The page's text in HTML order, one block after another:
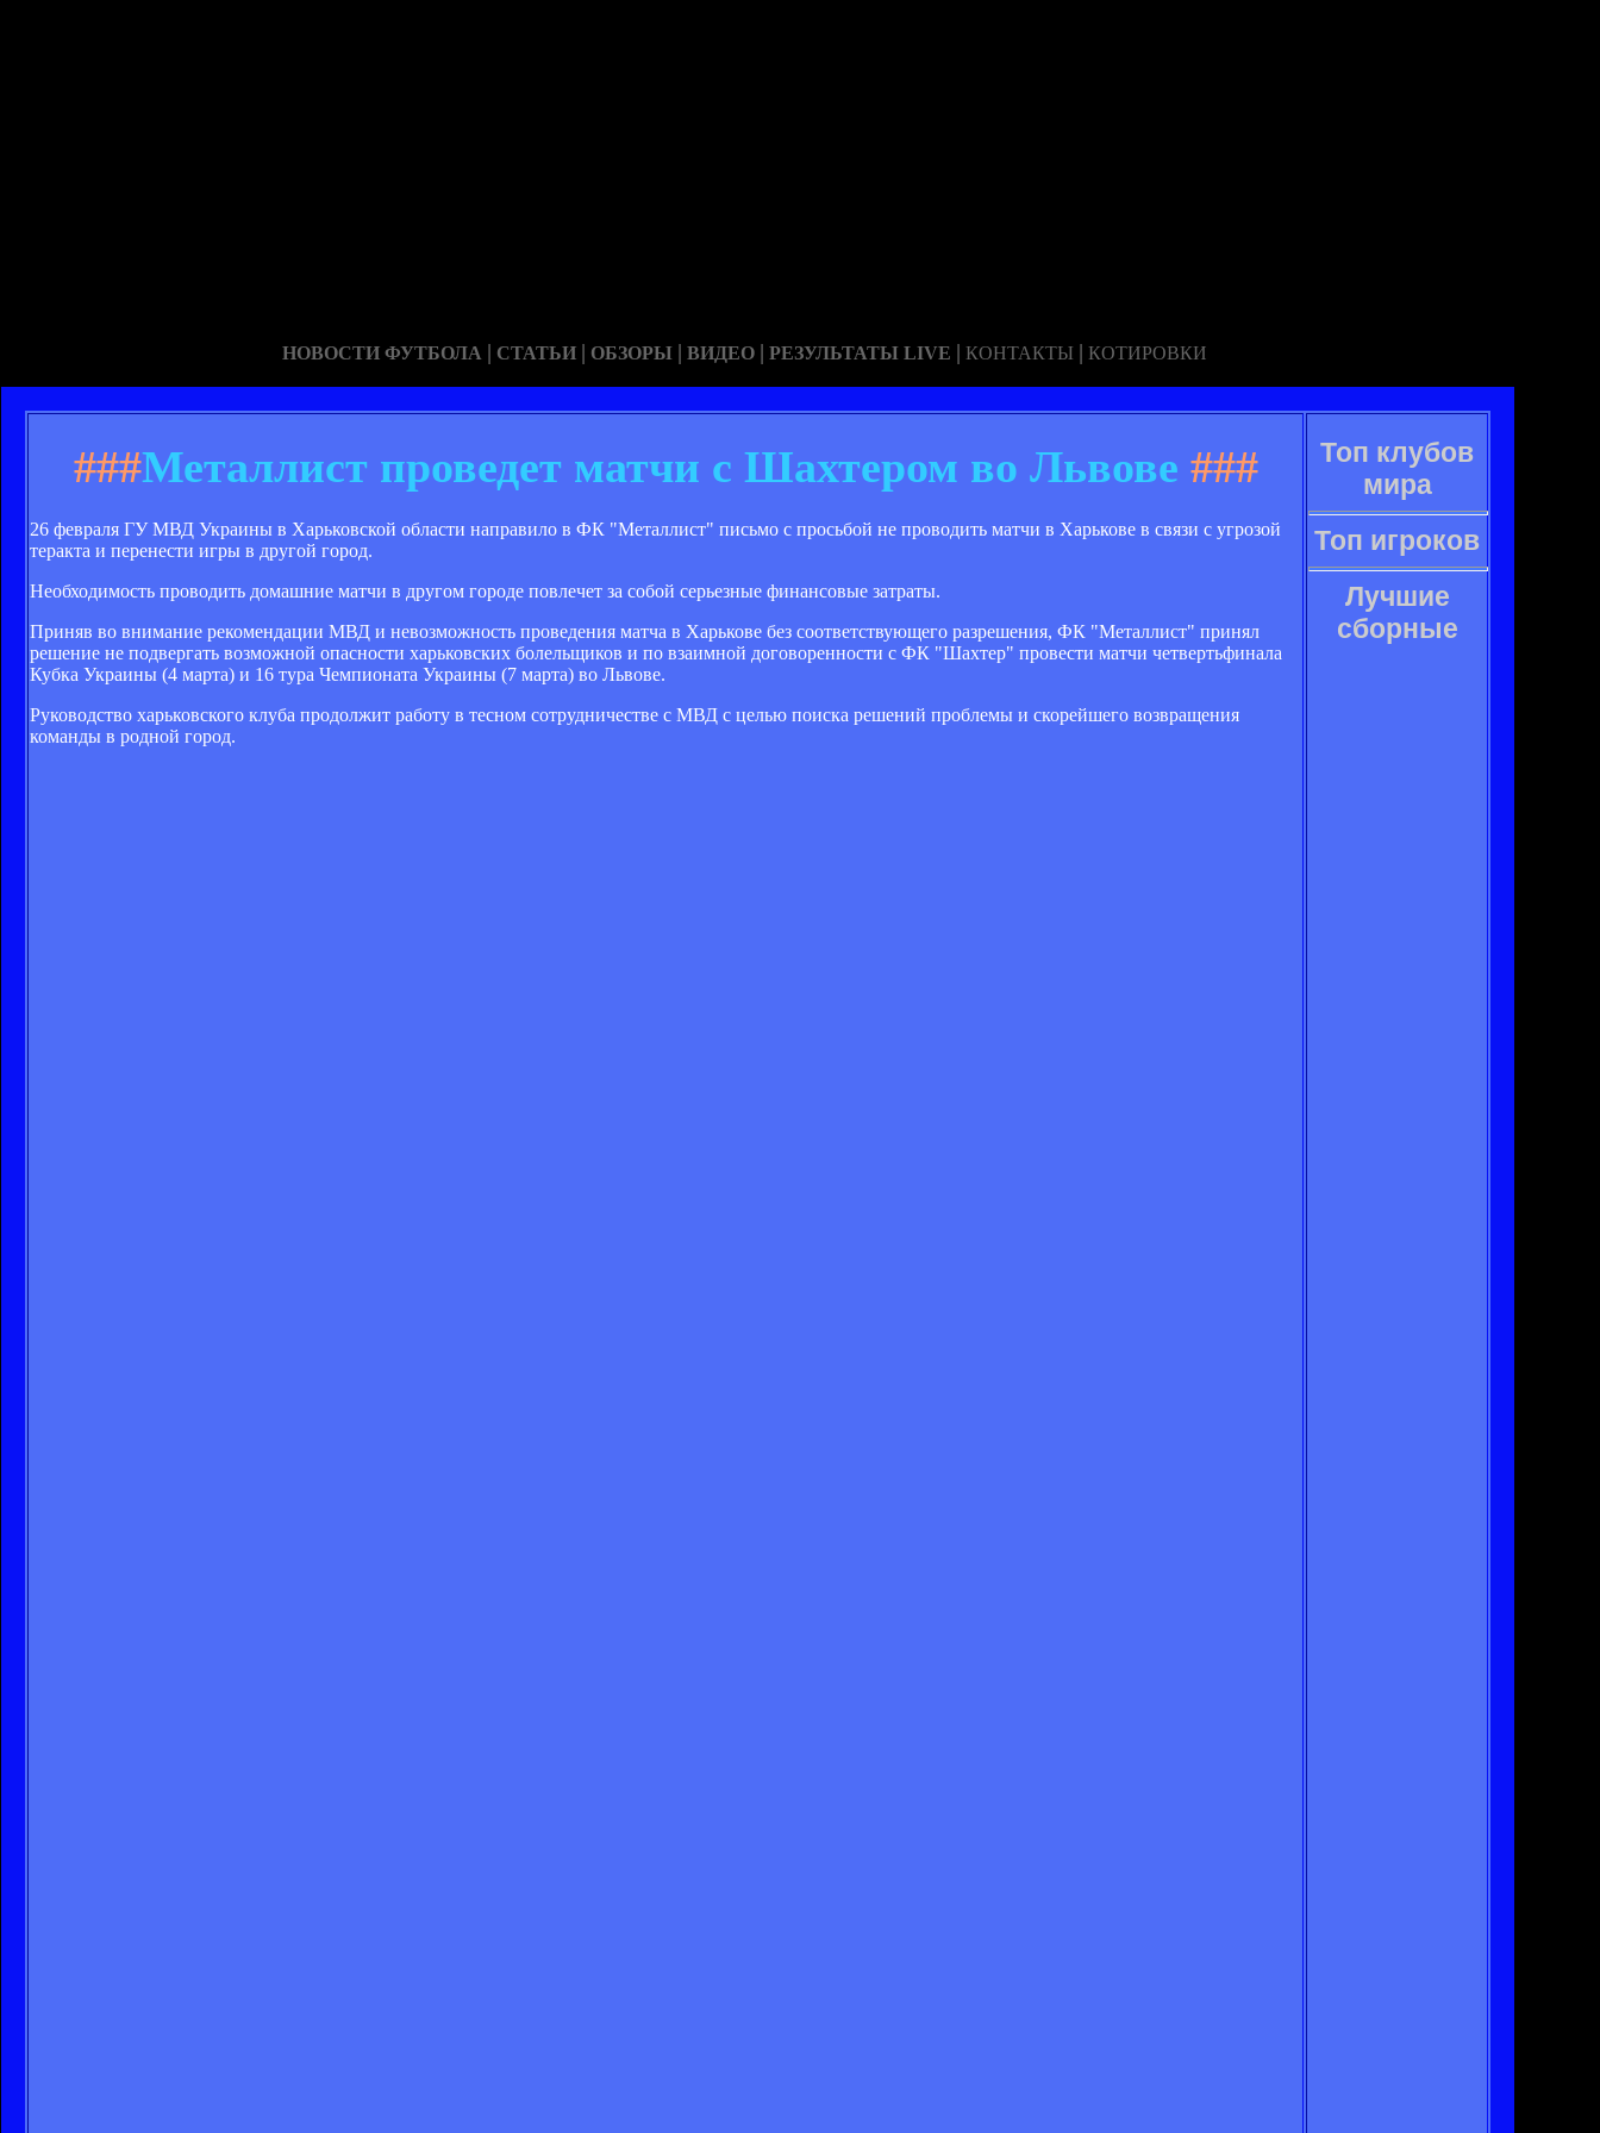
НОВОСТИ ФУТБОЛА | СТАТЬИ | ОБЗОРЫ | ВИДЕО | РЕЗУЛЬТАТЫ LIVE | КОНТАКТЫ | КОТИРОВКИ
###Металлист проведет матчи с Шахтером во Львове ###
26 февраля ГУ МВД Украины в Харьковской области направило в ФК "Металлист" письмо с просьбой не проводить матчи в Харькове в связи с угрозой
теракта и перенести игры в другой город.
Необходимость проводить домашние матчи в другом городе повлечет за собой серьезные финансовые затраты.
Приняв во внимание рекомендации МВД и невозможность проведения матча в Харькове без соответствующего разрешения, ФК "Металлист" принял
решение не подвергать возможной опасности харьковских болельщиков и по взаимной договоренности с ФК "Шахтер" провести матчи четвертьфинала
Кубка Украины (4 марта) и 16 тура Чемпионата Украины (7 марта) во Львове.
Руководство харьковского клуба продолжит работу в тесном сотрудничестве с МВД с целью поиска решений проблемы и скорейшего возвращения
команды в родной город.
Топ клубов
мира
Топ игроков
Лучшие
сборные